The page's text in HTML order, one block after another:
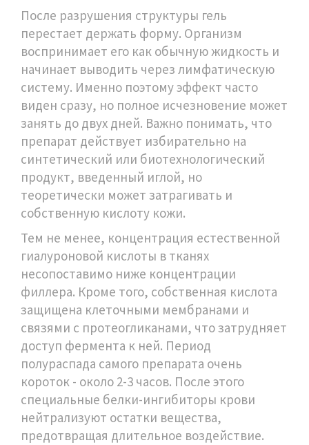
После разрушения структуры гель
перестает держать форму. Организм
воспринимает его как обычную жидкость и
начинает выводить через лимфатическую
систему. Именно поэтому эффект часто
виден сразу, но полное исчезновение может
занять до двух дней. Важно понимать, что
препарат действует избирательно на
синтетический или биотехнологический
продукт, введенный иглой, но
теоретически может затрагивать и
собственную кислоту кожи.
Тем не менее, концентрация естественной
гиалуроновой кислоты в тканях
несопоставимо ниже концентрации
филлера. Кроме того, собственная кислота
защищена клеточными мембранами и
связями с протеогликанами, что затрудняет
доступ фермента к ней. Период
полураспада самого препарата очень
короток - около 2-3 часов. После этого
специальные белки-ингибиторы крови
нейтрализуют остатки вещества,
предотвращая длительное воздействие.